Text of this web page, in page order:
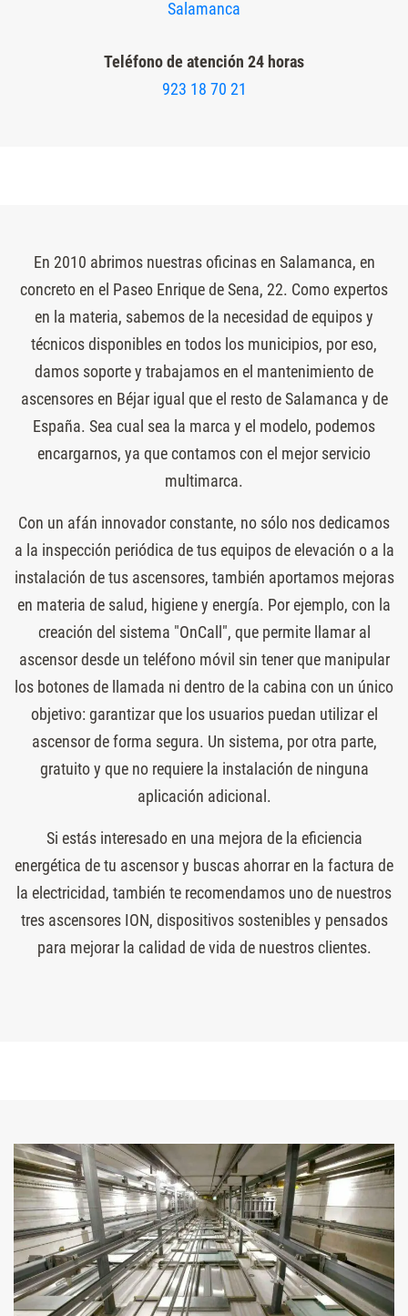
Salamanca
Teléfono de atención 24 horas
923 18 70 21
En 2010 abrimos nuestras oficinas en Salamanca, en
concreto en el Paseo Enrique de Sena, 22. Como expertos
en la materia, sabemos de la necesidad de equipos y
técnicos disponibles en todos los municipios, por eso,
damos soporte y trabajamos en el mantenimiento de
ascensores en Béjar igual que el resto de Salamanca y de
España. Sea cual sea la marca y el modelo, podemos
encargarnos, ya que contamos con el mejor servicio
multimarca.
Con un afán innovador constante, no sólo nos dedicamos
a la inspección periódica de tus equipos de elevación o a la
instalación de tus ascensores, también aportamos mejoras
en materia de salud, higiene y energía. Por ejemplo, con la
creación del sistema "OnCall", que permite llamar al
ascensor desde un teléfono móvil sin tener que manipular
los botones de llamada ni dentro de la cabina con un único
objetivo: garantizar que los usuarios puedan utilizar el
ascensor de forma segura. Un sistema, por otra parte,
gratuito y que no requiere la instalación de ninguna
aplicación adicional.
Si estás interesado en una mejora de la eficiencia
energética de tu ascensor y buscas ahorrar en la factura de
la electricidad, también te recomendamos uno de nuestros
tres ascensores ION, dispositivos sostenibles y pensados
para mejorar la calidad de vida de nuestros clientes.